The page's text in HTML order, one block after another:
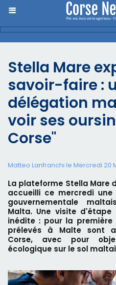
Stella Mare
savoir-faire :
délégation
voir ses
Corse"
Matteo Lanfranchi le Mercredi 20
La plateforme Stella Mare
accueilli ce mercredi
gouvernementale
Malta. Une visite
inédite : pour la première
prélevés à Malte sont
Corse, avec pour
écologique sur le sol